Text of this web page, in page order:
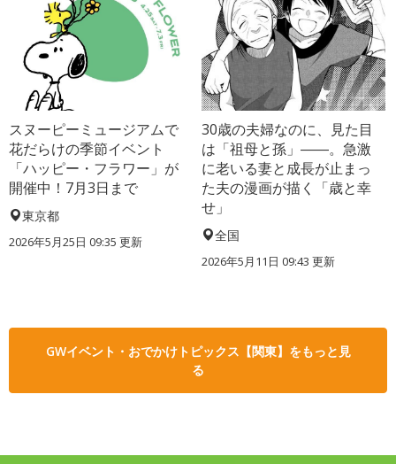
スヌーピーミュージアムで
花だらけの季節イベント
「ハッピー・フラワー」が
開催中！7月3日まで
東京都
2026年5月25日 09:35 更新
30歳の夫婦なのに、見た目
は「祖母と孫」――。急激
に老いる妻と成長が止まっ
た夫の漫画が描く「歳と幸
せ」
全国
2026年5月11日 09:43 更新
GWイベント・おでかけトピックス【関東】をもっと見
る